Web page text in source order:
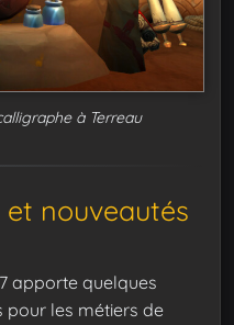
à Terreau
nouveautés
apporte quelques
pour les métiers de